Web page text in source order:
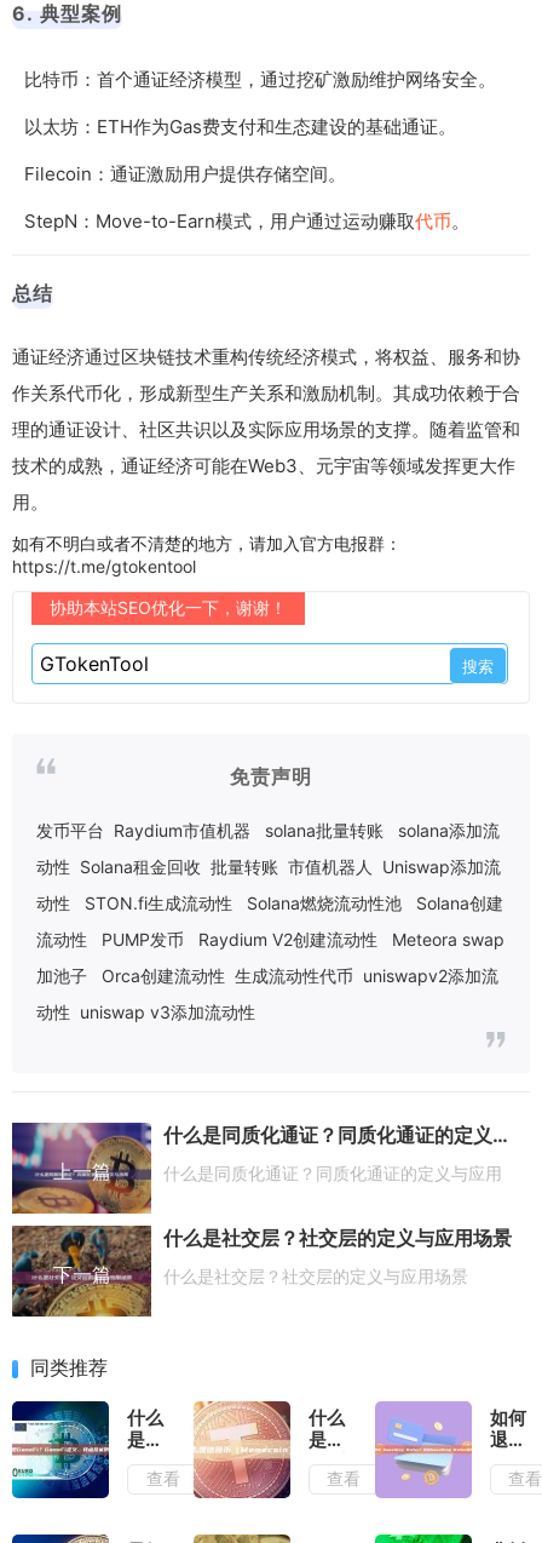
6. 典型案例
比特币：首个通证经济模型，通过挖矿激励维护网络安全。
以太坊：ETH作为Gas费支付和生态建设的基础通证。
Filecoin：通证激励用户提供存储空间。
StepN：Move-to-Earn模式，用户通过运动赚取代币。
总结
通证经济通过区块链技术重构传统经济模式，将权益、服务和协
作关系代币化，形成新型生产关系和激励机制。其成功依赖于合
理的通证设计、社区共识以及实际应用场景的支撑。随着监管和
技术的成熟，通证经济可能在Web3、元宇宙等领域发挥更大作
用。
如有不明白或者不清楚的地方，请加入官方电报群：
https://t.me/gtokentool
协助本站SEO优化一下，谢谢！
免责声明
发币平台 Raydium市值机器 solana批量转账
solana添加流
动性 Solana租金回收 批量转账 市值机器人
Uniswap添加流
动性
STON.fi生成流动性 Solana燃烧流动性池
Solana创建
流动性
PUMP发币 Raydium V2创建流动性
Meteora swap
加池子
Orca创建流动性 生成流动性代币 uniswapv2添加流
动性 uniswap v3添加流动性
上一篇
什么是同质化通证？同质化通证的定义与应用
什么是同质化通证？同质化通证的定义与应用
下一篇
什么是社交层？社交层的定义与应用场景
什么是社交层？社交层的定义与应用场景
同类推荐
什么
是
GameFi？
GameFi
查看
什么
是迷
因币
（Memecoin）？
查看
如何
退出
查看